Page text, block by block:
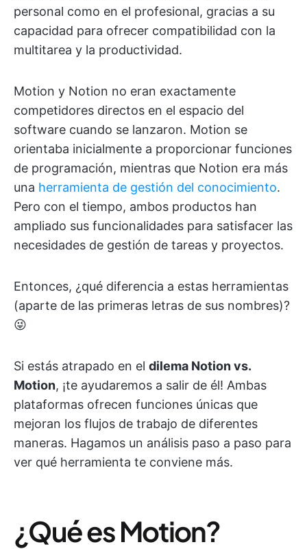
personal como en el profesional, gracias a su
capacidad para ofrecer compatibilidad con la
multitarea y la productividad.
Motion y Notion no eran exactamente
competidores directos en el espacio del
software cuando se lanzaron. Motion se
orientaba inicialmente a proporcionar funciones
de programación, mientras que Notion era más
una herramienta de gestión del conocimiento.
Pero con el tiempo, ambos productos han
ampliado sus funcionalidades para satisfacer las
necesidades de gestión de tareas y proyectos.
Entonces, ¿qué diferencia a estas herramientas
(aparte de las primeras letras de sus nombres)?
😜
Si estás atrapado en el dilema Notion vs.
Motion, ¡te ayudaremos a salir de él! Ambas
plataformas ofrecen funciones únicas que
mejoran los flujos de trabajo de diferentes
maneras. Hagamos un análisis paso a paso para
ver qué herramienta te conviene más.
¿Qué es Motion?